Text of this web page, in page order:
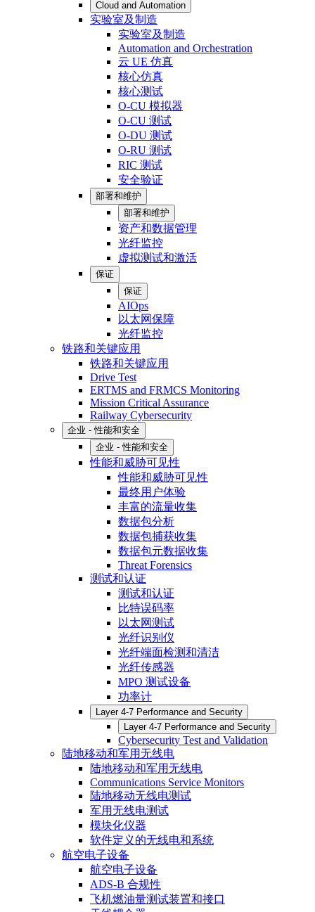
Cloud and Automation
实验室及制造
实验室及制造
Automation and Orchestration
云 UE 仿真
核心仿真
核心测试
O-CU 模拟器
O-CU 测试
O-DU 测试
O-RU 测试
RIC 测试
安全验证
部署和维护
部署和维护
资产和数据管理
光纤监控
虚拟测试和激活
保证
保证
AIOps
以太网保障
光纤监控
铁路和关键应用
铁路和关键应用
Drive Test
ERTMS and FRMCS Monitoring
Mission Critical Assurance
Railway Cybersecurity
企业 - 性能和安全
企业 - 性能和安全
性能和威胁可见性
性能和威胁可见性
最终用户体验
丰富的流量收集
数据包分析
数据包捕获收集
数据包元数据收集
Threat Forensics
测试和认证
测试和认证
比特误码率
以太网测试
光纤识别仪
光纤端面检测和清洁
光纤传感器
MPO 测试设备
功率计
Layer 4-7 Performance and Security
Layer 4-7 Performance and Security
Cybersecurity Test and Validation
陆地移动和军用无线电
陆地移动和军用无线电
Communications Service Monitors
陆地移动无线电测试
军用无线电测试
模块化仪器
软件定义的无线电和系统
航空电子设备
航空电子设备
ADS-B 合规性
飞机燃油量测试装置和接口